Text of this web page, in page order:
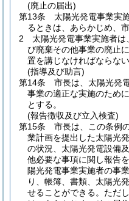
(廃止の届出)
第13条
太陽光発電事業実
るときは、あらかじめ、
2
太陽光発電事業実施者
び廃棄その他事業の廃止
置を講じなければならない
(指導及び助言)
第14条
市長は、太陽光発
事業の適正な実施のため
とする。
(報告徴収及び立入検査)
第15条
市長は、この条例
業計画を提出した太陽光
の状況、太陽光発電設備
他必要な事項に関し報告
陽光発電事業実施者の事
り、帳簿、書類、太陽光
せることができる。 ただ